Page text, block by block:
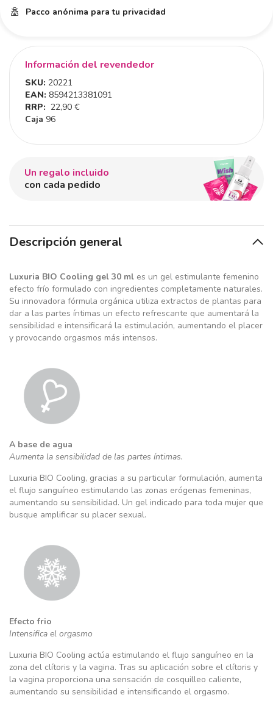
Pacco anónima para tu privacidad
Información del revendedor
SKU: 20221
EAN: 8594213381091
RRP: 22,90 €
Caja 96
Un regalo incluido
con cada pedido
Descripción general
Luxuria BIO Cooling gel 30 ml es un gel estimulante femenino
efecto frío formulado con ingredientes completamente naturales.
Su innovadora fórmula orgánica utiliza extractos de plantas para
dar a las partes íntimas un efecto refrescante que aumentará la
sensibilidad e intensificará la estimulación, aumentando el placer
y provocando orgasmos más intensos.
A base de agua
Aumenta la sensibilidad de las partes íntimas.
Luxuria BIO Cooling, gracias a su particular formulación, aumenta
el flujo sanguíneo estimulando las zonas erógenas femeninas,
aumentando su sensibilidad. Un gel indicado para toda mujer que
busque amplificar su placer sexual.
Efecto frio
Intensifica el orgasmo
Luxuria BIO Cooling actúa estimulando el flujo sanguíneo en la
zona del clítoris y la vagina. Tras su aplicación sobre el clítoris y
la vagina proporciona una sensación de cosquilleo caliente,
aumentando su sensibilidad e intensificando el orgasmo.